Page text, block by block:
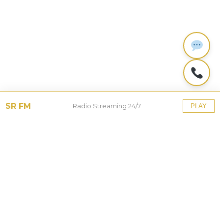
SR FM Radio Streaming 24/7 PLAY